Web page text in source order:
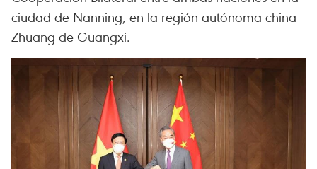
ciudad de Nanning, en la región autónoma china
Zhuang de Guangxi.